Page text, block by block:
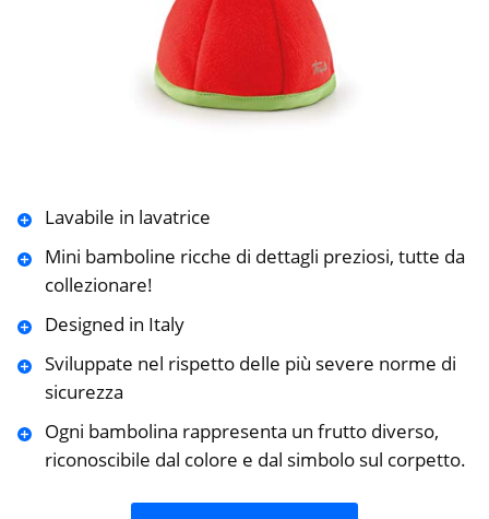
Lavabile in lavatrice
Mini bamboline ricche di dettagli preziosi, tutte da
collezionare!
Designed in Italy
Sviluppate nel rispetto delle più severe norme di
sicurezza
Ogni bambolina rappresenta un frutto diverso,
riconoscibile dal colore e dal simbolo sul corpetto.